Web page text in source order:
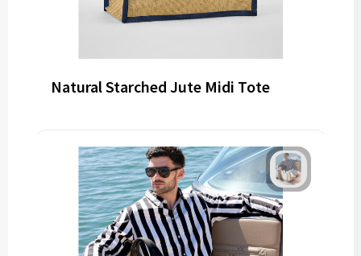
Natural Starched Jute Midi Tote